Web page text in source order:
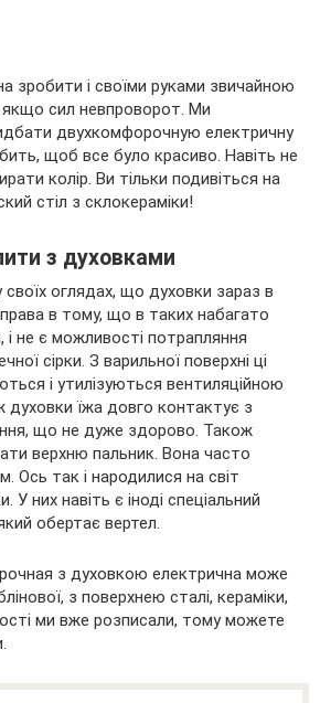
зробити і своїми руками звичайною
сил невпроворот. Ми
двухкомфорочную електричну
щоб все було красиво. Навіть не
колір. Ви тільки подивіться на
стіл з склокераміки!
з духовками
оглядах, що духовки зараз в
в тому, що в таких набагато
і не є можливості потрапляння
сірки. З варильної поверхні ці
і утилізуються вентиляційною
духовки їжа довго контактує з
що не дуже здорово. Також
верхню пальник. Вона часто
Ось так і народилися на світ
У них навіть є іноді спеціальний
обертає вертел.
з духовкою електрична може
з поверхнею сталі, кераміки,
ми вже розписали, тому можете